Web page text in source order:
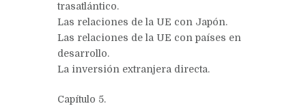
trasatlántico.
Las relaciones de la UE con Japón.
Las relaciones de la UE con países en
desarrollo.
La inversión extranjera directa.
Capítulo 5.